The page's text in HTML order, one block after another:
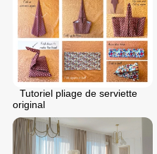
Tutoriel pliage de serviette
original